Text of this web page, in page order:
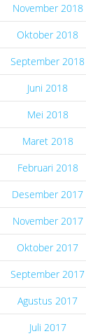
November 2018
Oktober 2018
September 2018
Juni 2018
Mei 2018
Maret 2018
Februari 2018
Desember 2017
November 2017
Oktober 2017
September 2017
Agustus 2017
Juli 2017